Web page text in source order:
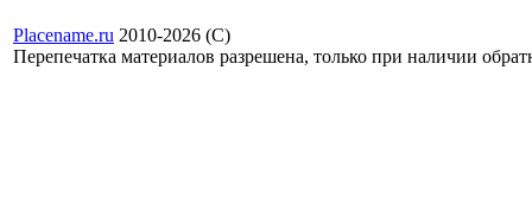
Placename.ru 2010-2026 (С)
Перепечатка материалов разрешена, только при наличии